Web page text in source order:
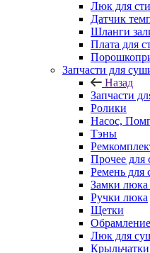
Люк для
Датчик
Шланги
Плата для
Запчасти для
Назад
Запчасти
Ролики
Насос,
Тэны
Прочее
Ремень
Замки
Ручки люка
Щетки
Люк для
Крыльчатки